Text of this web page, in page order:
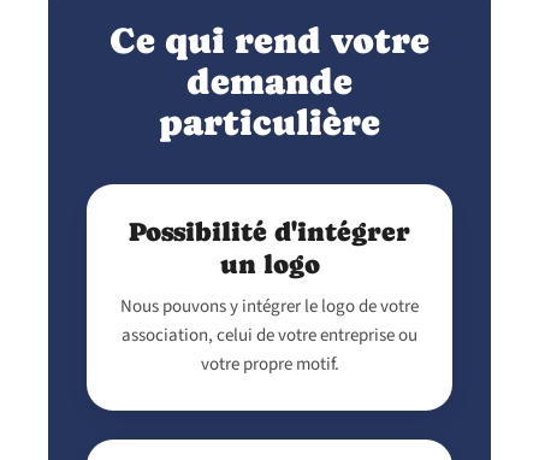
Ce qui rend votre
demande
particulière
Possibilité d'intégrer
un logo
Nous pouvons y intégrer le logo de votre
association, celui de votre entreprise ou
votre propre motif.